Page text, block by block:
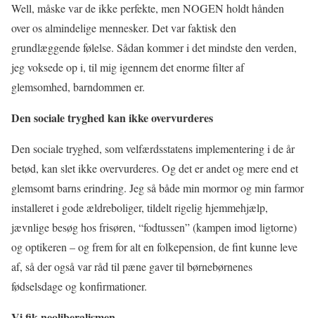
Well, måske var de ikke perfekte, men NOGEN holdt hånden
over os almindelige mennesker. Det var faktisk den
grundlæggende følelse. Sådan kommer i det mindste den verden,
jeg voksede op i, til mig igennem det enorme filter af
glemsomhed, barndommen er.
Den sociale tryghed kan ikke overvurderes
Den sociale tryghed, som velfærdsstatens implementering i de år
betød, kan slet ikke overvurderes. Og det er andet og mere end et
glemsomt barns erindring. Jeg så både min mormor og min farmor
installeret i gode ældreboliger, tildelt rigelig hjemmehjælp,
jævnlige besøg hos frisøren, “fodtussen” (kampen imod ligtorne)
og optikeren – og frem for alt en folkepension, de fint kunne leve
af, så der også var råd til pæne gaver til børnebørnenes
fødselsdage og konfirmationer.